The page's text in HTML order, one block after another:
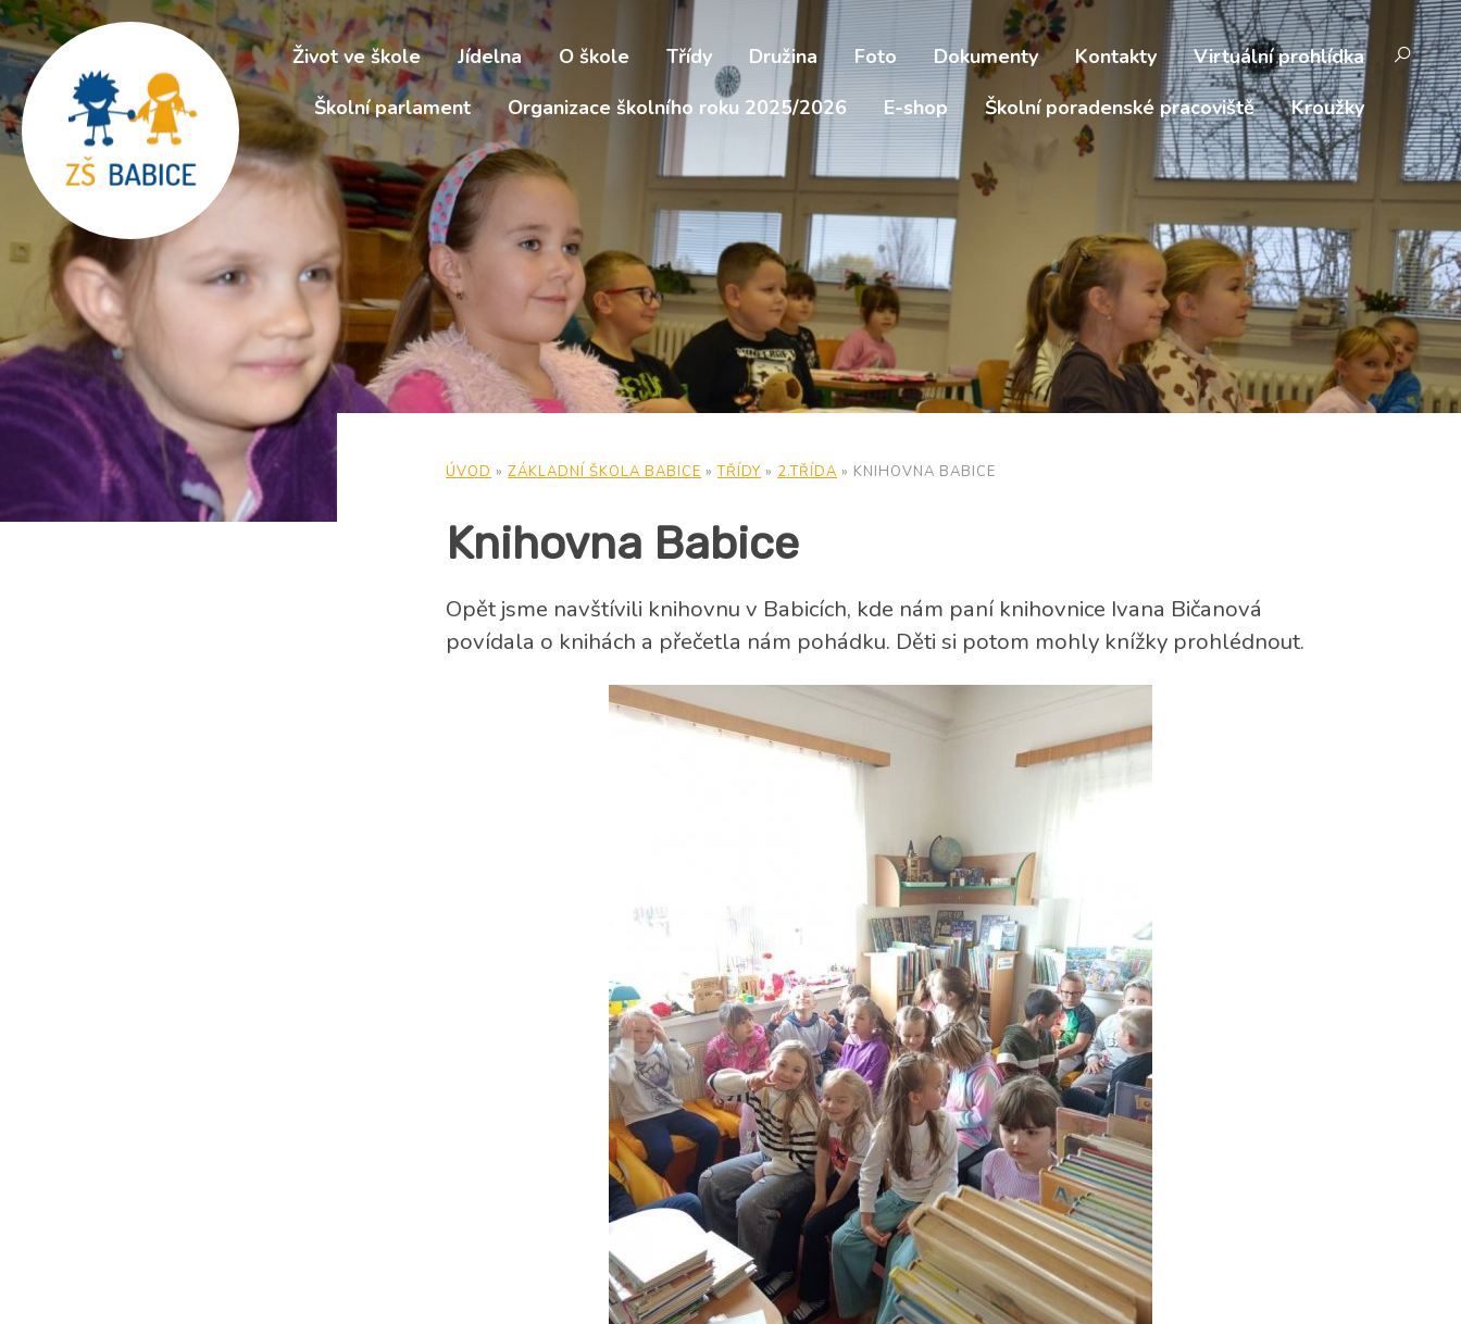
Život ve škole Jídelna O škole Třídy Družina Foto Dokumenty Kontakty
Virtuální prohlídka
Školní parlament
Organizace školního roku 2025/2026 E-shop Školní poradenské pracoviště Kroužky
ÚVOD » ZÁKLADNÍ ŠKOLA BABICE » TŘÍDY » 2.TŘÍDA » KNIHOVNA BABICE
Knihovna Babice
Opět jsme navštívili knihovnu v Babicích, kde nám paní knihovnice Ivana Bičanová
povídala o knihách a přečetla nám pohádku. Děti si potom mohly knížky prohlédnout.